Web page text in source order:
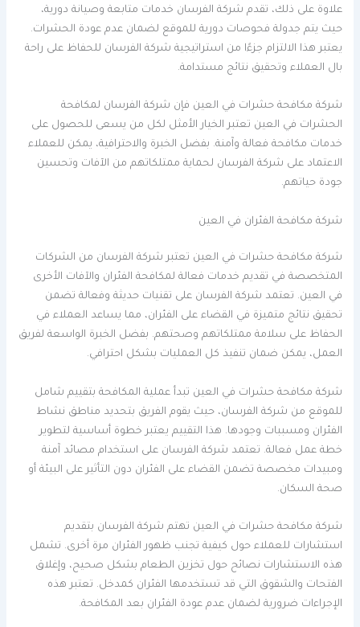
علاوة على ذلك، تقدم شركة الفرسان خدمات متابعة وصيانة دورية،
حيث يتم جدولة فحوصات دورية للموقع لضمان عدم عودة الحشرات.
يعتبر هذا الالتزام جزءًا من استراتيجية شركة الفرسان للحفاظ على راحة
بال العملاء وتحقيق نتائج مستدامة.
شركة مكافحة حشرات في العين فإن شركة الفرسان لمكافحة
الحشرات في العين تعتبر الخيار الأمثل لكل من يسعى للحصول على
خدمات مكافحة فعالة وآمنة. بفضل الخبرة والاحترافية، يمكن للعملاء
الاعتماد على شركة الفرسان لحماية ممتلكاتهم من الآفات وتحسين
جودة حياتهم.
شركة مكافحة الفئران في العين
شركة مكافحة حشرات في العين تعتبر شركة الفرسان من الشركات
المتخصصة في تقديم خدمات فعالة لمكافحة الفئران والآفات الأخرى
في العين. تعتمد شركة الفرسان على تقنيات حديثة وفعالة تضمن
تحقيق نتائج متميزة في القضاء على الفئران، مما يساعد العملاء في
الحفاظ على سلامة ممتلكاتهم وصحتهم. بفضل الخبرة الواسعة لفريق
العمل، يمكن ضمان تنفيذ كل العمليات بشكل احترافي.
شركة مكافحة حشرات في العين تبدأ عملية المكافحة بتقييم شامل
للموقع من شركة الفرسان، حيث يقوم الفريق بتحديد مناطق نشاط
الفئران ومسببات وجودها. هذا التقييم يعتبر خطوة أساسية لتطوير
خطة عمل فعالة. تعتمد شركة الفرسان على استخدام مصائد آمنة
ومبيدات مخصصة تضمن القضاء على الفئران دون التأثير على البيئة أو
صحة السكان.
شركة مكافحة حشرات في العين تهتم شركة الفرسان بتقديم
استشارات للعملاء حول كيفية تجنب ظهور الفئران مرة أخرى. تشمل
هذه الاستشارات نصائح حول تخزين الطعام بشكل صحيح، وإغلاق
الفتحات والشقوق التي قد تستخدمها الفئران كمدخل. تعتبر هذه
الإجراءات ضرورية لضمان عدم عودة الفئران بعد المكافحة.